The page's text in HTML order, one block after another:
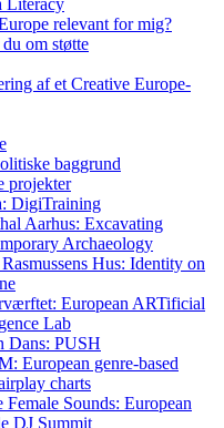
Literacy
relevant for mig?
du om støtte
af et Creative Europe-
baggrund
projekter
DigiTraining
Aarhus: Excavating
Archaeology
Hus: Identity on
European ARTificial
Lab
Dans: PUSH
European genre-based
charts
Female Sounds: European
DJ Summit